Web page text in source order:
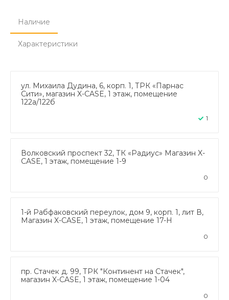
Наличие
Характеристики
ул. Михаила Дудина, 6, корп. 1, ТРК «Парнас
Сити», магазин X-CASE, 1 этаж, помещение
122а/122б
1
Волковский проспект 32, ТК «Радиус» Магазин X-
CASE, 1 этаж, помещение 1-9
0
1-й Рабфаковский переулок, дом 9, корп. 1, лит В,
Магазин X-CASE, 1 этаж, помещение 17-Н
0
пр. Стачек д. 99, ТРК "Континент на Стачек",
магазин X-CASE, 1 этаж, помещение 1-04
0